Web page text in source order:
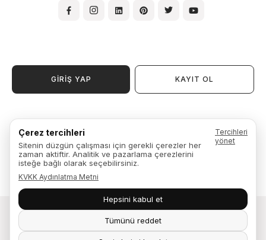
Çerez tercihleri
Sitenin düzgün çalışması için gerekli çerezler her
zaman aktiftir. Analitik ve pazarlama çerezlerini
isteğe bağlı olarak seçebilirsiniz.
KVKK Aydınlatma Metni
Tercihleri
yönet
Hepsini kabul et
Tümünü reddet
GİRİŞ YAP KAYIT OL
Garanti, İade ve Değişim
Kişisel Verilerin Kullanılması ve İşlenmesi Aydınlatma Metni
Fuga Mobilya © 2026. Yaşam alanları tasarlar.